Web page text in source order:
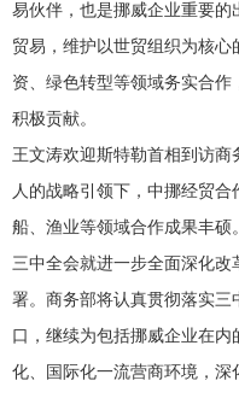
易伙伴，也是挪威企业重要
贸易，维护以世贸组织为核
资、绿色转型等领域务实合
积极贡献。
王文涛欢迎斯特勒首相到访
人的战略引领下，中挪经贸
船、渔业等领域合作成果丰
三中全会就进一步全面深化
署。商务部将认真贯彻落实
口，继续为包括挪威企业在
化、国际化一流营商环境，